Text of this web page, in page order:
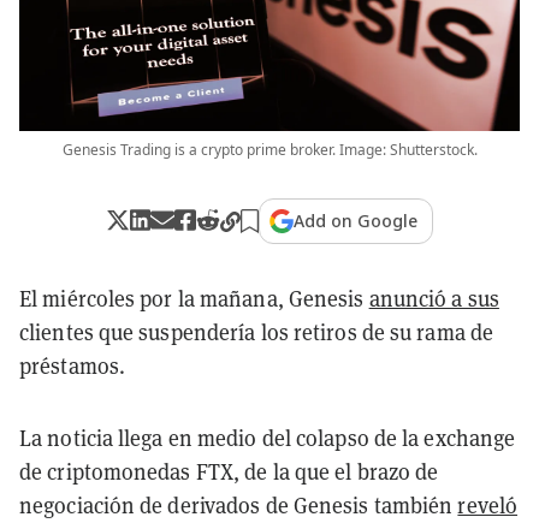
Genesis Trading is a crypto prime broker. Image: Shutterstock.
Add on Google
El miércoles por la mañana, Genesis anunció a sus
clientes que suspendería los retiros de su rama de
préstamos.
La noticia llega en medio del colapso de la exchange
de criptomonedas FTX, de la que el brazo de
negociación de derivados de Genesis tambiénreveló